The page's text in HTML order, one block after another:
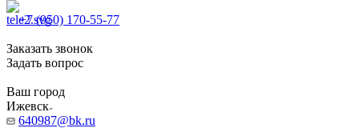
+7 (950) 170-55-77
Заказать звонок
Задать вопрос
Ваш город
Ижевск
640987@bk.ru